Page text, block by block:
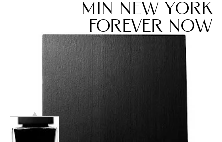
min new york
forever now